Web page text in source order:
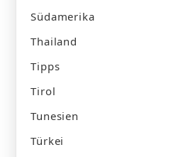
Südamerika
Thailand
Tipps
Tirol
Tunesien
Türkei